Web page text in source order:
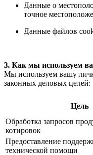
Данные о
точное
Данные файлов
3. Как мы используем
Мы используем вашу
законных деловых целей:
Цель
Обработка запросов
котировок
Предоставление
технической помощи